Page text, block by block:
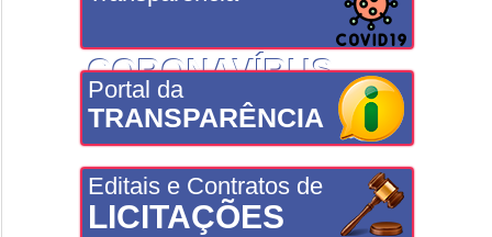
CORONAVÍRUS
Portal da
TRANSPARÊNCIA
Editais e Contratos de
LICITAÇÕES